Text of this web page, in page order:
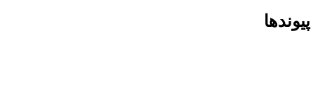
پیوندها